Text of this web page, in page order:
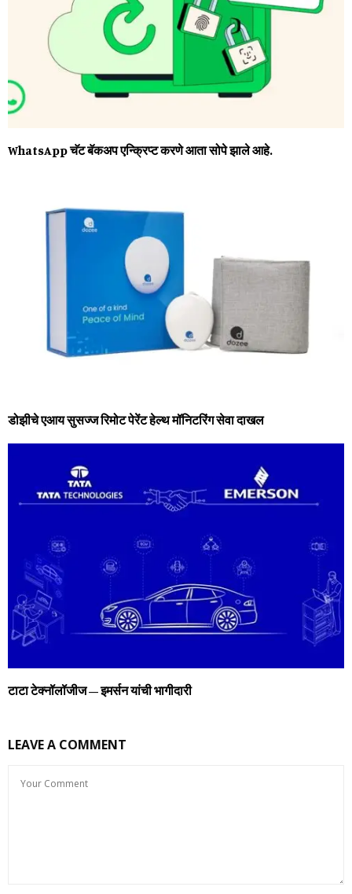
WhatsApp चॅट बॅकअप एन्क्रिप्ट करणे आता सोपे झाले आहे.
डोझीचे एआय सुसज्ज रिमोट पेरेंट हेल्थ मॉनिटरिंग सेवा दाखल
टाटा टेक्नॉलॉजीज – इमर्सन यांची भागीदारी
LEAVE A COMMENT